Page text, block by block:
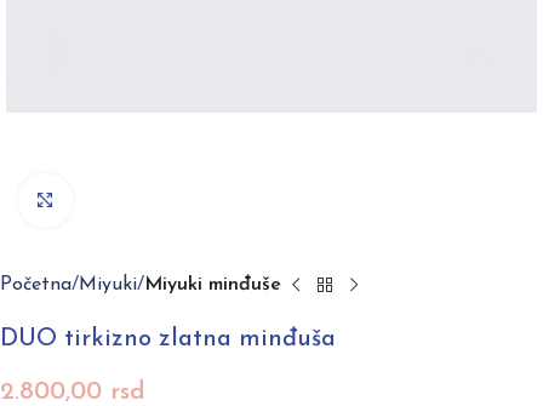
Početna Miyuki Miyuki minđuše
DUO tirkizno zlatna minđuša
2.800,00 rsd